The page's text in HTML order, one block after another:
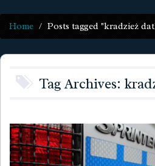
Home Posts tagged "kradzież
Tag Archives: